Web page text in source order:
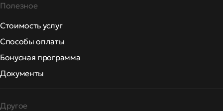
Полезное
Стоимость услуг
Способы оплаты
Бонусная программа
Документы
Другое